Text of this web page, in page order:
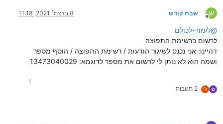
ש
מנותק
שבת קודש 8 בדצמ׳ 2021, 11:18
@לעזור-לכולם
לרשום ברשימת התפוצה
דהיינו: אני נכנס לשיגור הודעות / רשימת התפוצה / הוסף מספר
ושמה הוא לא נותן לי לרשום את מספר לדוגמא: 13473040029
ש ל 2 תגובות
1